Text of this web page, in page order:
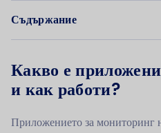
Съдържание
Какво е
и как работи?
Приложението за мониторинг